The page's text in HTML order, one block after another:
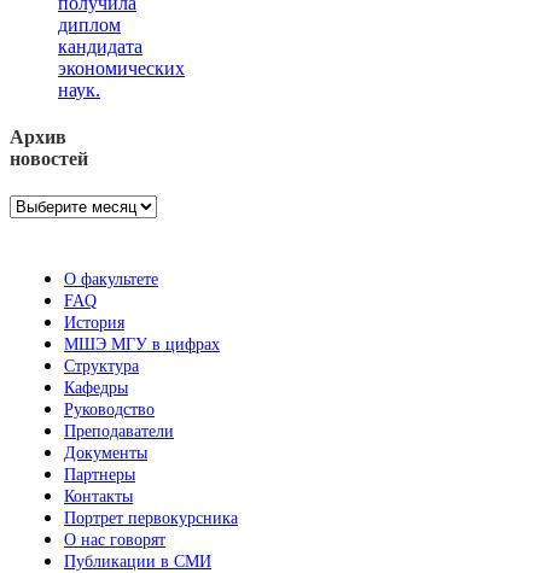
диплом
кандидата
экономических
наук.
Архив
новостей
Архив
О факультете
FAQ
История
МШЭ МГУ в цифрах
Структура
Кафедры
Руководство
Преподаватели
Документы
Партнеры
Контакты
Портрет первокурсника
О нас говорят
Публикации в СМИ